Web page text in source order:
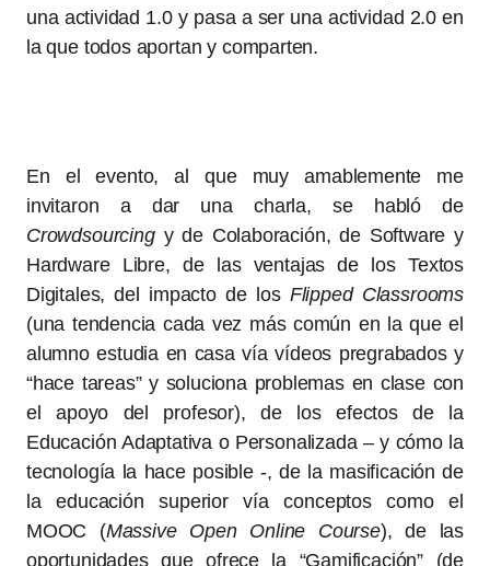
una actividad 1.0 y pasa a ser una actividad 2.0 en
la que todos aportan y comparten.
En el evento, al que muy amablemente me
invitaron a dar una charla, se habló de
Crowdsourcingy de Colaboración, de Software y
Hardware Libre, de las ventajas de los Textos
Digitales, del impacto de los Flipped Classrooms
(una tendencia cada vez más común en la que el
alumno estudia en casa vía vídeos pregrabados y
“hace tareas” y soluciona problemas en clase con
el apoyo del profesor), de los efectos de la
Educación Adaptativa o Personalizada – y cómo la
tecnología la hace posible -, de la masificación de
la educación superior vía conceptos como el
MOOC (Massive Open Online Course), de las
oportunidades que ofrece la “Gamificación” (de